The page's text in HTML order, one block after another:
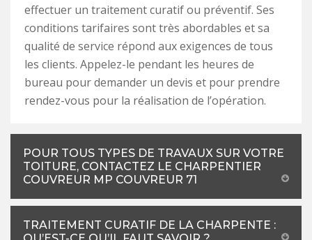
effectuer un traitement curatif ou préventif. Ses
conditions tarifaires sont très abordables et sa
qualité de service répond aux exigences de tous
les clients. Appelez-le pendant les heures de
bureau pour demander un devis et pour prendre
rendez-vous pour la réalisation de l’opération.
POUR TOUS TYPES DE TRAVAUX SUR VOTRE
TOITURE, CONTACTEZ LE CHARPENTIER
COUVREUR MP COUVREUR 71
TRAITEMENT CURATIF DE LA CHARPENTE :